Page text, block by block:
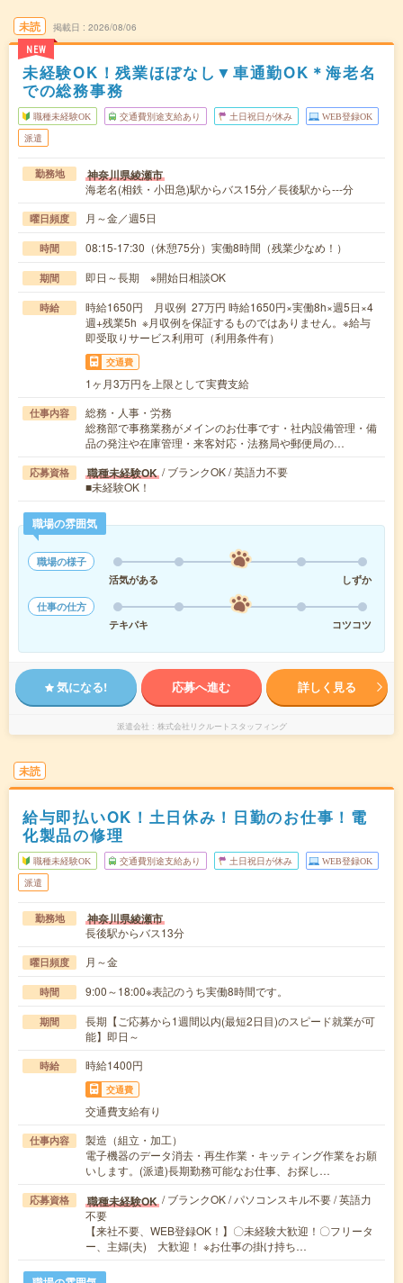
未読
NEW
掲載日 2026/08/06
未経験OK！残業ほぼなし▼車通勤OK＊海老名
での総務事務
職種未経験OK 交通費別途支給あり 土日祝日が休み WEB登録OK
派遣
勤務地 神奈川県綾瀬市
海老名(相鉄・小田急)駅からバス15分／長後駅から---分
曜日頻度 月～金／週5日
時間 08:15-17:30（休憩75分）実働8時間（残業少なめ！）
期間 即日～長期 ※開始日相談OK
時給
時給1650円 月収例 27万円 時給1650円×実働8h×週5日×4
週+残業5h ※月収例を保証するものではありません。※給与
即受取りサービス利用可（利用条件有）
交通費
1ヶ月3万円を上限として実費支給
仕事内容
総務・人事・労務
総務部で事務業務がメインのお仕事です・社内設備管理・備
品の発注や在庫管理・来客対応・法務局や郵便局の…
応募資格 職種未経験OK / ブランクOK / 英語力不要
■未経験OK！
職場の雰囲気
職場の様子
活気がある
しずか
仕事の仕方
テキパキ
コツコツ
気になる! 応募へ進む 詳しく見る
派遣会社 株式会社リクルートスタッフィング
未読
給与即払いOK！土日休み！日勤のお仕事！電
化製品の修理
職種未経験OK 交通費別途支給あり 土日祝日が休み WEB登録OK
派遣
勤務地 神奈川県綾瀬市
長後駅からバス13分
曜日頻度 月～金
時間 9:00～18:00※表記のうち実働8時間です。
期間
長期【ご応募から1週間以内(最短2日目)のスピード就業が可
能】即日～
時給 時給1400円
交通費
交通費支給有り
仕事内容
製造（組立・加工）
電子機器のデータ消去・再生作業・キッティング作業をお願
いします。(派遣)長期勤務可能なお仕事、お探し…
応募資格 職種未経験OK / ブランクOK / パソコンスキル不要 / 英語力
不要
【来社不要、WEB登録OK！】〇未経験大歓迎！〇フリータ
ー、主婦(夫) 大歓迎！ ※お仕事の掛け持ち…